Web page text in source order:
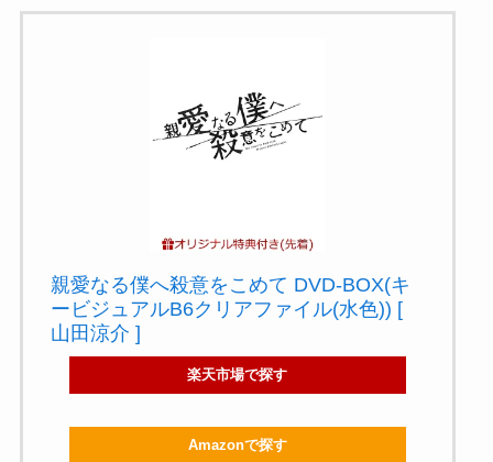
親愛なる僕へ殺意をこめて DVD-BOX(キ
ービジュアルB6クリアファイル(水色)) [
山田涼介 ]
楽天市場で探す
Amazonで探す